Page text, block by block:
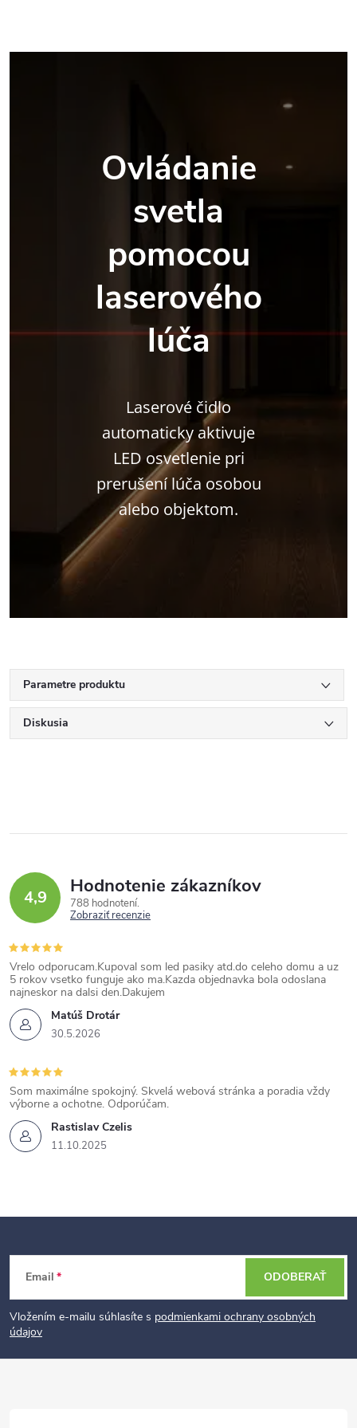
Ovládanie
svetla
pomocou
laserového
lúča
Laserové čidlo
automaticky aktivuje
LED osvetlenie pri
prerušení lúča osobou
alebo objektom.
Parametre produktu
Diskusia
4,9 Hodnotenie zákazníkov
788 hodnotení
Zobraziť recenzie
Matúš Drotár
30.5.2026
Vrelo odporucam.Kupoval som led pasiky atd.do celeho domu a uz
5 rokov vsetko funguje ako ma.Kazda objednavka bola odoslana
najneskor na dalsi den.Dakujem
Rastislav Czelis
11.10.2025
Som maximálne spokojný. Skvelá webová stránka a poradia vždy
výborne a ochotne. Odporúčam.
t
Email
Vložením e-mailu súhlasíte s podmienkami ochrany osobných
údajov
ODOBERAŤ